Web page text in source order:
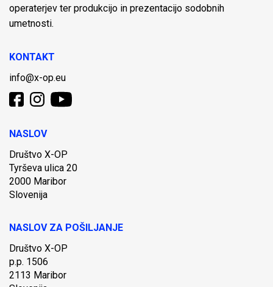
operaterjev ter produkcijo in prezentacijo sodobnih
umetnosti.
KONTAKT
info@x-op.eu
NASLOV
Društvo X-OP
Tyrševa ulica 20
2000 Maribor
Slovenija
NASLOV ZA POŠILJANJE
Društvo X-OP
p.p. 1506
2113 Maribor